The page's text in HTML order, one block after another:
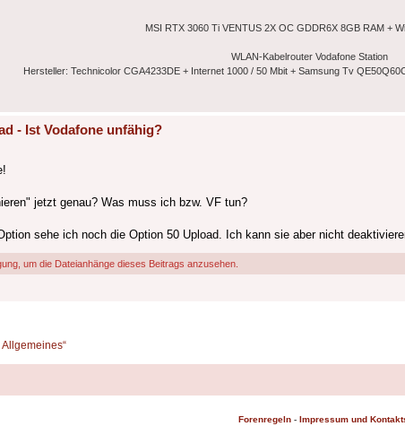
MSI RTX 3060 Ti VENTUS 2X OC GDDR6X 8GB RAM +
WLAN-Kabelrouter Vodafone Station
Hersteller: Technicolor CGA4233DE + Internet 1000 / 50 Mbit + Samsung Tv
- Ist Vodafone unfähig?
jetzt genau? Was muss ich bzw. VF tun?
sehe ich noch die Option 50 Upload. Ich kann sie aber nicht
um die Dateianhänge dieses Beitrags anzusehen.
Forenregeln - Impressum und